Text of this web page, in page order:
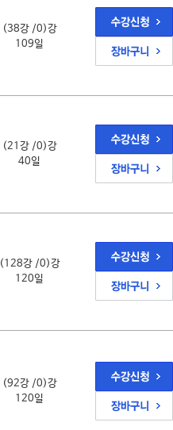
(38강 /0)강
109일
(21강 /0)강
40일
(128강 /0)강
120일
(92강 /0)강
120일